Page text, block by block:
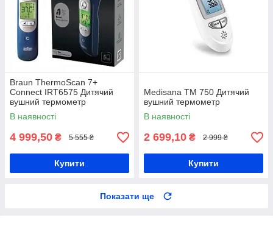
Braun ThermoScan 7+
Connect IRT6575 Дитячий
вушний термометр
В наявності
4 999,50 ₴ 5 555 ₴
Купити
Medisana TM 750 Дитячий
вушний термометр
В наявності
2 699,10 ₴ 2 999 ₴
Купити
Показати ще